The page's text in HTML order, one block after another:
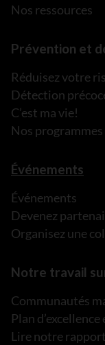
Nos ressources
Prévention et
Réduisez votre
Détection
C’est ma vie!
Nos
Événements
Événements
Devenez
Organisez une
Notre travail
Communautés
Plan
Lire notre rapport